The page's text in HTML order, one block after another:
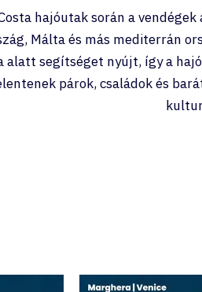
hajóutak során a
Málta és más mediterrán
alatt segítséget nyújt, így a
párok, családok és